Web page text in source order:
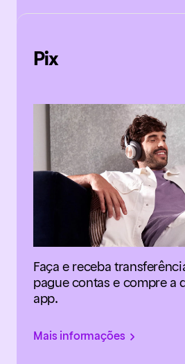
Pix
Faça e receba
pague contas e compre a
app.
Mais informações